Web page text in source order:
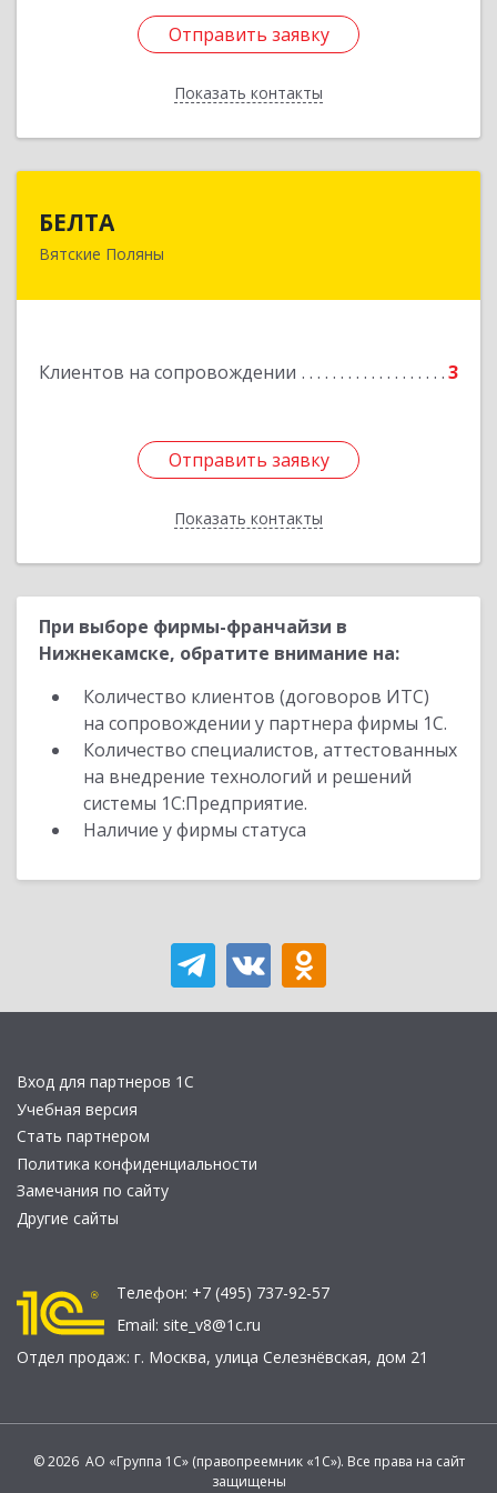
Отправить заявку
Показать контакты
Отправить заявку
Назад
БЕЛТА
Вятские Поляны
Клиентов на сопровождении 3
Отправить заявку
Показать контакты
612960, Кировская обл, Вятские Поляны г,
Отправить заявку
Назад
При выборе фирмы-франчайзи в
Нижнекамске, обратите внимание на:
Количество клиентов (договоров ИТС)
на сопровождении у партнера фирмы 1С.
Количество специалистов, аттестованных
на внедрение технологий и решений
системы 1С:Предприятие.
Наличие у фирмы статуса
Вход для партнеров 1С
Учебная версия
Стать партнером
Политика конфиденциальности
Замечания по сайту
Другие сайты
Телефон: +7 (495) 737-92-57
Email: site_v8@1c.ru
Отдел продаж: г. Москва, улица Селезнёвская, дом 21
© 2026 АО «Группа 1С» (правопреемник «1С»). Все права на сайт
защищены